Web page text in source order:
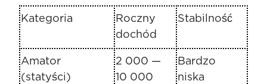
Kategoria
Roczny
dochód
Stabilność
Amator
(statyści)
2 000 —
10 000
Bardzo
niska